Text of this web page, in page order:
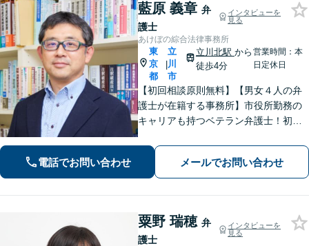
藍原 義章 弁
護士
インタビューを
見る
あけぼの綜合法律事務所
東
京
都
|
立
川
市
立川北駅 から
徒歩4分
営業時間：本
日定休日
【初回相談原則無料】【男女４人の弁
護士が在籍する事務所】市役所勤務の
キャリアも持つベテラン弁護士！初回
をレジュメにしてご提供します。離婚
問題、不動産・住まい、借金、労働雇
用、企業法務など
電話でお問い合わせ メールでお問い合わせ
粟野 瑞穂 弁
護士
インタビューを
見る